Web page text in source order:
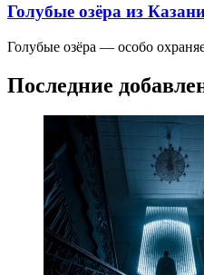
Голубые озёра из
Голубые озёра — особо
Последние